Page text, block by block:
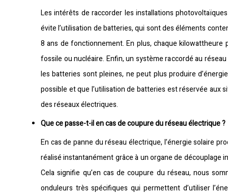
Les intérêts de raccorder les installations
évite l’utilisation de batteries, qui sont des éléments
8 ans de fonctionnement. En plus, chaque kilowattheure
fossile ou nucléaire. Enfin, un système raccordé au
les batteries sont pleines, ne peut plus produire
possible et que l’utilisation de batteries est réservée aux
des réseaux électriques.
Que ce passe-t-il en cas de coupure du réseau électrique ?
En cas de panne du réseau électrique, l’énergie solaire
réalisé instantanément grâce à un organe de découplage
Cela signifie qu’en cas de coupure du réseau, nous
onduleurs très spécifiques qui permettent d’utiliser